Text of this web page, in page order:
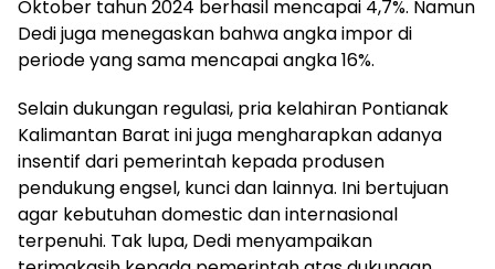
Oktober tahun 2024 berhasil mencapai 4,7%. Namun
Dedi juga menegaskan bahwa angka impor di
periode yang sama mencapai angka 16%.
Selain dukungan regulasi, pria kelahiran Pontianak
Kalimantan Barat ini juga mengharapkan adanya
insentif dari pemerintah kepada produsen
pendukung engsel, kunci dan lainnya. Ini bertujuan
agar kebutuhan domestic dan internasional
terpenuhi. Tak lupa, Dedi menyampaikan